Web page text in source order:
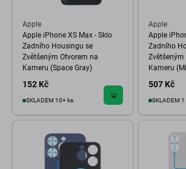
Apple
Apple iPhone XS Max - Sklo
Zadního Housingu se
Zvětšeným Otvorem na
Kameru (Space Gray)
152 Kč
SKLADEM 10+ ks
Apple
Apple
Zadního
Zvětšeným
Kameru
507 Kč
SKLADEM 1